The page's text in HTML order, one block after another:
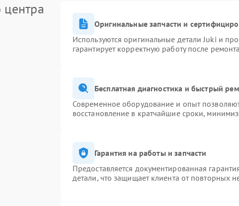
Оригинальные запчасти и
Используются оригинальные детали Juki и
гарантирует корректную работу после
Бесплатная диагностика и быстрый
Современное оборудование и опыт
восстановление в кратчайшие сроки,
Гарантия на работы и запчасти
Предоставляется документированная
детали, что защищает клиента от повторных